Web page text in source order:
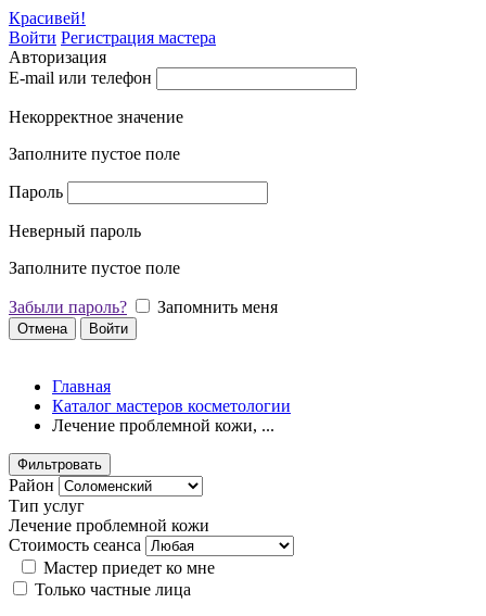
Красивей!
Войти Регистрация мастера
Авторизация
E-mail или телефон
Некорректное значение
Заполните пустое поле
Пароль
Неверный пароль
Заполните пустое поле
Забыли пароль? Запомнить меня
Отмена Войти
Главная
Каталог мастеров косметологии
Лечение проблемной кожи, ...
Фильтровать
Район
Тип услуг
Лечение проблемной кожи
Стоимость сеанса
Мастер приедет ко мне
Только частные лица